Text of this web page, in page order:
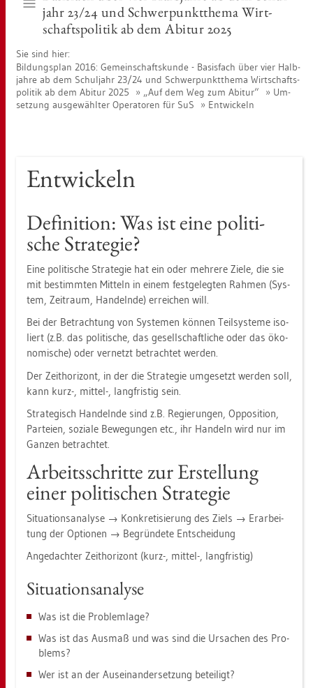
jahr 23/24 und Schwer­punkt­the­ma Wirt­
schafts­po­li­tik ab dem Ab­itur 2025
Sie sind hier:
Bil­dungs­plan 2016: Ge­mein­schafts­kun­de - Ba­sis­fach über vier Halb­
jah­re ab dem Schul­jahr 23/24 und Schwer­punkt­the­ma Wirt­schafts­
po­li­tik ab dem Ab­itur 2025
„Auf dem Weg zum Ab­itur“
Um­
set­zung aus­ge­wähl­ter Ope­ra­to­ren für SuS
Ent­wi­ckeln
Ent­wi­ckeln
De­fi­ni­ti­on: Was ist eine po­li­ti­
sche Stra­te­gie?
Eine po­li­ti­sche Stra­te­gie hat ein oder meh­re­re Ziele, die sie
mit be­stimm­ten Mit­teln in einem fest­ge­leg­ten Rah­men (Sys­
tem, Zeit­raum, Han­deln­de) er­rei­chen will.
Bei der Be­trach­tung von Sys­te­men kön­nen Teil­sys­te­me iso­
liert (z.B. das po­li­ti­sche, das ge­sell­schaft­li­che oder das öko­
no­mi­sche) oder ver­netzt be­trach­tet wer­den.
Der Zeit­ho­ri­zont, in der die Stra­te­gie um­ge­setzt wer­den soll,
kann kurz-, mit­tel-, lang­fris­tig sein.
Stra­te­gisch Han­deln­de sind z.B. Re­gie­run­gen, Op­po­si­ti­on,
Par­tei­en, so­zia­le Be­we­gun­gen etc., ihr Han­deln wird nur im
Gan­zen be­trach­tet.
Ar­beits­schrit­te zur Er­stel­lung
einer po­li­ti­schen Stra­te­gie
Si­tua­ti­ons­ana­ly­se → Kon­kre­ti­sie­rung des Ziels → Er­ar­bei­
tung der Op­tio­nen → Be­grün­de­te Ent­schei­dung
An­ge­dach­ter Zeit­ho­ri­zont (kurz-, mit­tel-, lang­fris­tig)
Si­tua­ti­ons­ana­ly­se
Was ist die Pro­blem­la­ge?
Was ist das Aus­maß und was sind die Ur­sa­chen des Pro­
blems?
Wer ist an der Aus­ein­an­der­set­zung be­tei­ligt?